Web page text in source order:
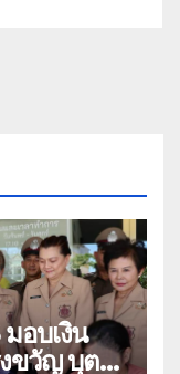
อบเงิน
ขวัญ บุตร-